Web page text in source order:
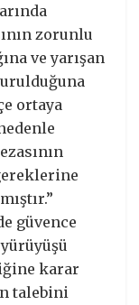
zorunlu
ve yarışan
ortaya
güvence
karar
talebini